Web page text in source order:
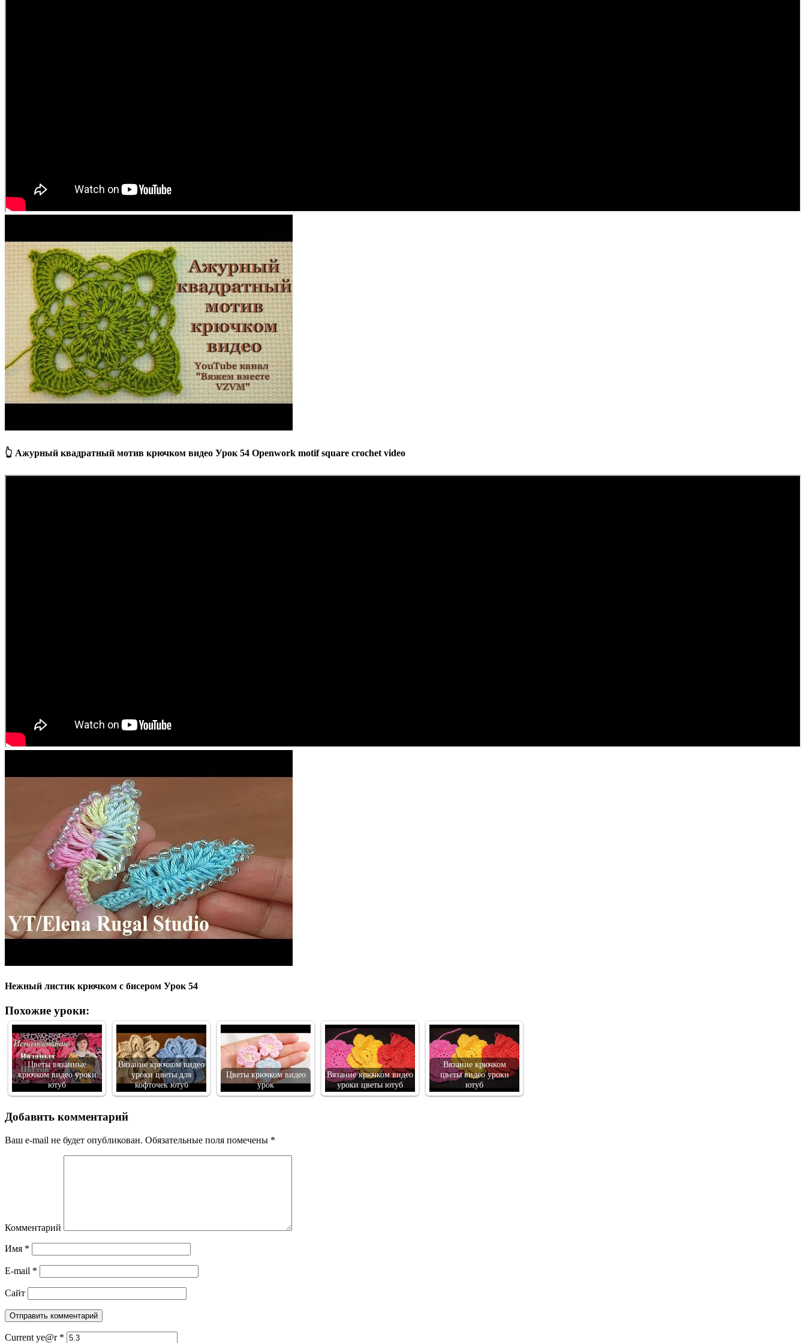
👆 Ажурный квадратный мотив крючком видео Урок 54 Openwork motif square crochet video
Нежный листик крючком с бисером Урок 54
Похожие уроки:
Цветы вязанные
крючком видео уроки
ютуб
Вязание крючком видео
уроки цветы для
кофточек ютуб
Цветы крючком видео
урок
Вязание крючком видео
уроки цветы ютуб
Вязание крючком
цветы видео уроки
ютуб
Добавить комментарий
Ваш e-mail не будет опубликован. Обязательные поля помечены *
Комментарий
Имя *
E-mail *
Сайт
Current ye@r *